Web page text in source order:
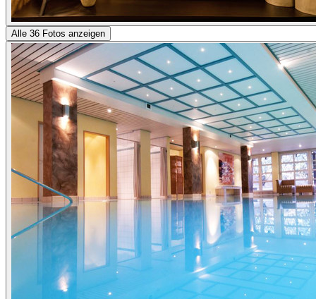
Alle 36 Fotos anzeigen